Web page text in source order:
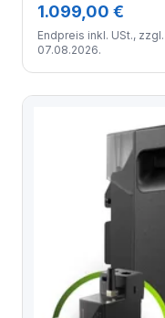
1.099,00 €
Endpreis inkl. USt., zzgl.
07.08.2026.